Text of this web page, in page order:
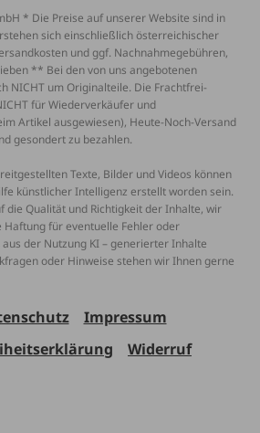
* Die Preise auf unserer Website sind in
sich einschließlich österreichischer
und ggf. Nachnahmegebühren,
** Bei den von uns angebotenen
NICHT um Originalteile. Die Frachtfrei-
für Wiederverkäufer und
Artikel ausgewiesen), Heute-Noch-Versand
gesondert zu bezahlen.
Texte, Bilder und Videos können
künstlicher Intelligenz erstellt worden sein.
die Qualität und Richtigkeit der Inhalte, wir
Haftung für eventuelle Fehler oder
der Nutzung KI – generierter Inhalte
oder Hinweise stehen wir Ihnen gerne
Impressum
Widerruf